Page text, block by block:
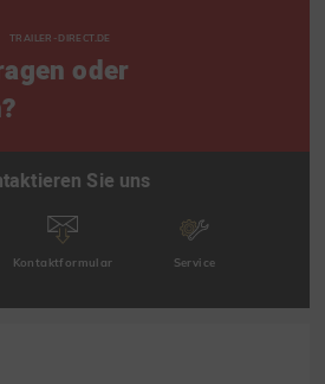
TRAILER-DIRECT.DE
oder
Sie uns
Kontaktformular Service